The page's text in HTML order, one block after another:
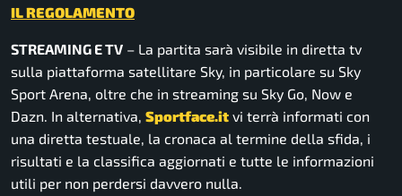
IL REGOLAMENTO
STREAMING E TV – La partita sarà visibile in diretta tv
sulla piattaforma satellitare Sky, in particolare su Sky
Sport Arena, oltre che in streaming su Sky Go, Now e
Dazn. In alternativa, Sportface.it vi terrà informati con
una diretta testuale, la cronaca al termine della sfida, i
risultati e la classifica aggiornati e tutte le informazioni
utili per non perdersi davvero nulla.